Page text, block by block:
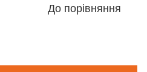
До порівняння